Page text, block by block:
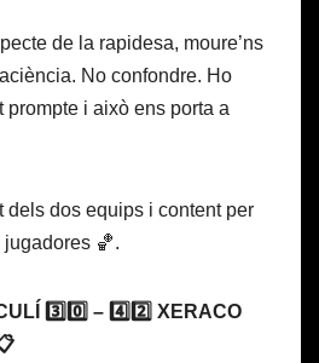
de la rapidesa, moure’ns
No confondre. Ho
prompte i això ens porta a
dels dos equips i content per
jugadores 🏀.
3️⃣0️⃣ – 4️⃣2️⃣ XERACO